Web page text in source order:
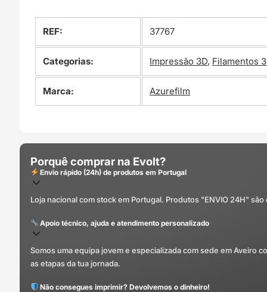
REF: 37767
Categorias: Impressão 3D, Filamentos
Marca: Azurefilm
Porquê comprar na Evolt?
Envio rápido (24h) de produtos em Portugal
Loja nacional com stock em Portugal. Produtos "ENVIO 24H"
Apoio técnico, ajuda e atendimento personalizado
Somos uma equipa jovem e especializada com sede em Aveiro
as etapas da tua jornada.
Não consegues imprimir? Devolvemos o dinheiro!